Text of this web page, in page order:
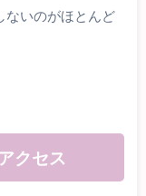
ないのがほとんど
クセス